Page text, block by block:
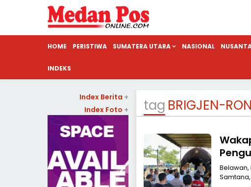
HOME PERISTIWA SUMATERA UTARA NASIONAL
INDEKS
tag BRIGJEN-
Belawan,
Index Berita +
Index Foto +